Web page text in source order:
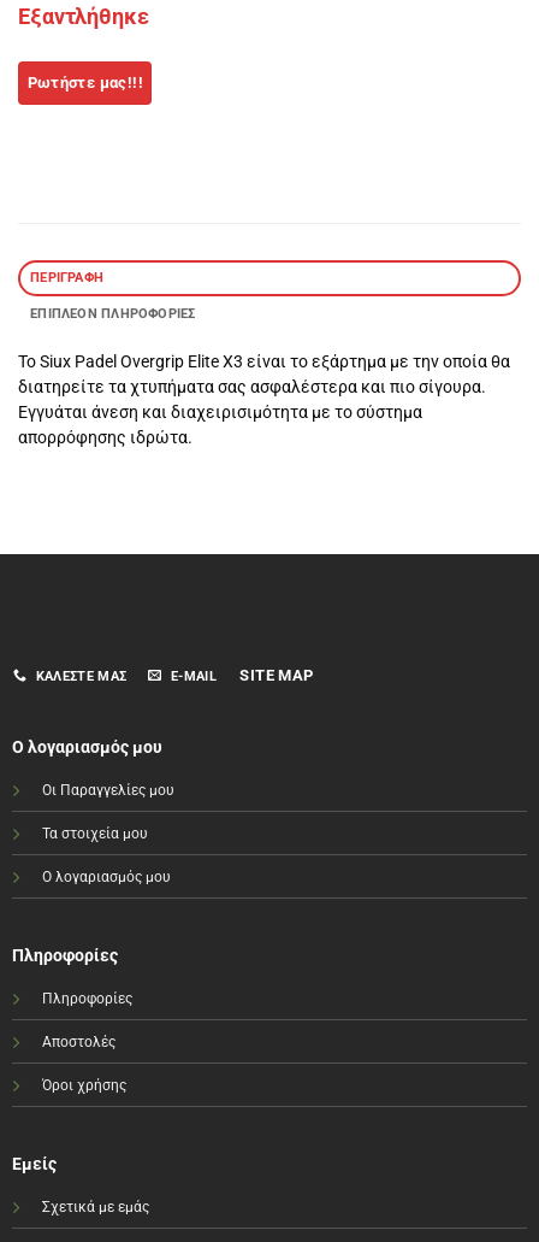
Εξαντλήθηκε
ΠΕΡΙΓΡΑΦΉ
ΕΠΙΠΛΈΟΝ ΠΛΗΡΟΦΟΡΊΕΣ
Το Siux Padel Overgrip Elite X3 είναι το εξάρτημα με την οποία θα
διατηρείτε τα χτυπήματα σας ασφαλέστερα και πιο σίγουρα.
Εγγυάται άνεση και διαχειρισιμότητα με το σύστημα
απορρόφησης ιδρώτα.
ΚΑΛΈΣΤΕ ΜΑΣ E-MAIL SITE MAP
Ο λογαριασμός μου
Οι Παραγγελίες μου
Τα στοιχεία μου
Ο λογαριασμός μου
Πληροφορίες
Πληροφορίες
Αποστολές
Όροι χρήσης
Εμείς
Σχετικά με εμάς